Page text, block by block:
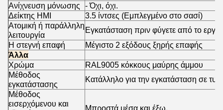
Ανίχνευση μόνωσης
- Όχι, όχι.
Δείκτης HMI
3.5 ίντσες (Εμπλεγμένο στο σασί)
Ατομική ή παράλληλη
λειτουργία
Εγκατάσταση πριν φύγετε από το
Η στεγνή επαφή
Μέγιστο 2 εξόδους ξηρής επαφής
Άλλα
Χρώμα
RAL9005 κόκκους μαύρης άμμου
Μέθοδος
εγκατάστασης
Κατάλληλο για την εγκατάσταση σε
Μέθοδος
εισερχόμενου και
Μπροστά μέσα και έξω.